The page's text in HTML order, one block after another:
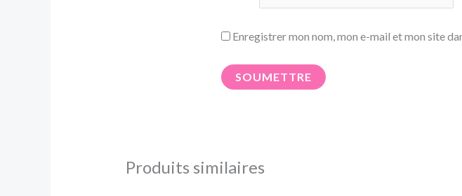
Enregistrer mon nom, mon e-mail et mon site
Produits similaires